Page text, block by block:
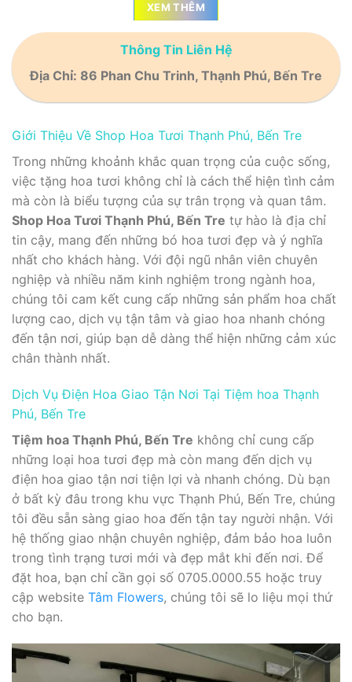
XEM THÊM
Thông Tin Liên Hệ
Địa Chỉ: 86 Phan Chu Trinh, Thạnh Phú, Bến Tre
Giới Thiệu Về Shop Hoa Tươi Thạnh Phú, Bến Tre
Trong những khoảnh khắc quan trọng của cuộc sống,
việc tặng hoa tươi không chỉ là cách thể hiện tình cảm
mà còn là biểu tượng của sự trân trọng và quan tâm.
Shop Hoa Tươi Thạnh Phú, Bến Tre tự hào là địa chỉ
tin cậy, mang đến những bó hoa tươi đẹp và ý nghĩa
nhất cho khách hàng. Với đội ngũ nhân viên chuyên
nghiệp và nhiều năm kinh nghiệm trong ngành hoa,
chúng tôi cam kết cung cấp những sản phẩm hoa chất
lượng cao, dịch vụ tận tâm và giao hoa nhanh chóng
đến tận nơi, giúp bạn dễ dàng thể hiện những cảm xúc
chân thành nhất.
Dịch Vụ Điện Hoa Giao Tận Nơi Tại Tiệm hoa Thạnh
Phú, Bến Tre
Tiệm hoa Thạnh Phú, Bến Tre không chỉ cung cấp
những loại hoa tươi đẹp mà còn mang đến dịch vụ
điện hoa giao tận nơi tiện lợi và nhanh chóng. Dù bạn
ở bất kỳ đâu trong khu vực Thạnh Phú, Bến Tre, chúng
tôi đều sẵn sàng giao hoa đến tận tay người nhận. Với
hệ thống giao nhận chuyên nghiệp, đảm bảo hoa luôn
trong tình trạng tươi mới và đẹp mắt khi đến nơi. Để
đặt hoa, bạn chỉ cần gọi số 0705.0000.55 hoặc truy
cập website Tâm Flowers, chúng tôi sẽ lo liệu mọi thứ
cho bạn.